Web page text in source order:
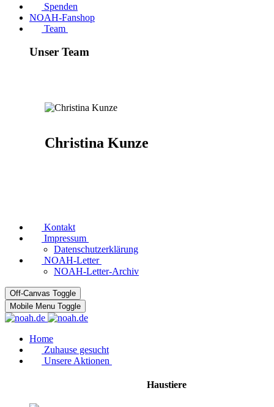
Spenden
NOAH-Fanshop
Team
Unser Team
Christina Kunze
Kontakt
Impressum
Datenschutzerklärung
NOAH-Letter
NOAH-Letter-Archiv
Off-Canvas Toggle
Mobile Menu Toggle
Home
Zuhause gesucht
Unsere Aktionen
Haustiere